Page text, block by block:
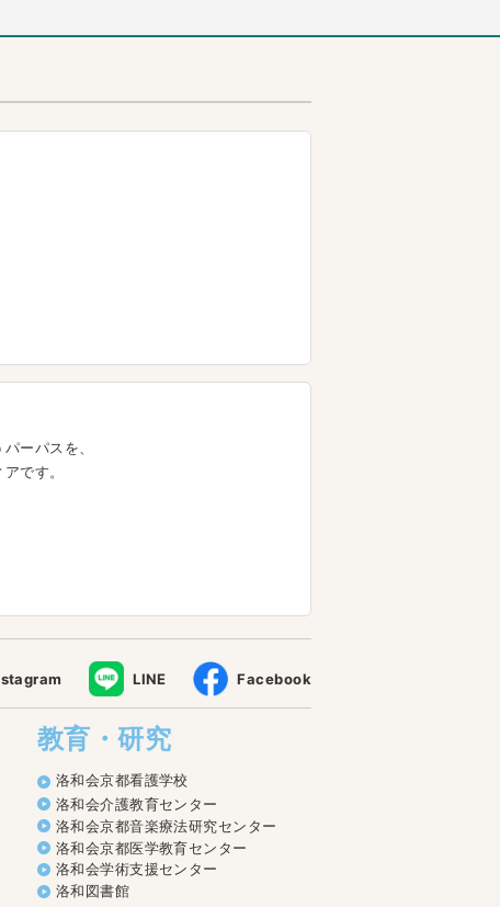
ーパスを、
です。
LINE Facebook
教育・研究
洛和会京都看護学校
洛和会介護教育センター
洛和会京都音楽療法研究センター
洛和会京都医学教育センター
洛和会学術支援センター
洛和図書館